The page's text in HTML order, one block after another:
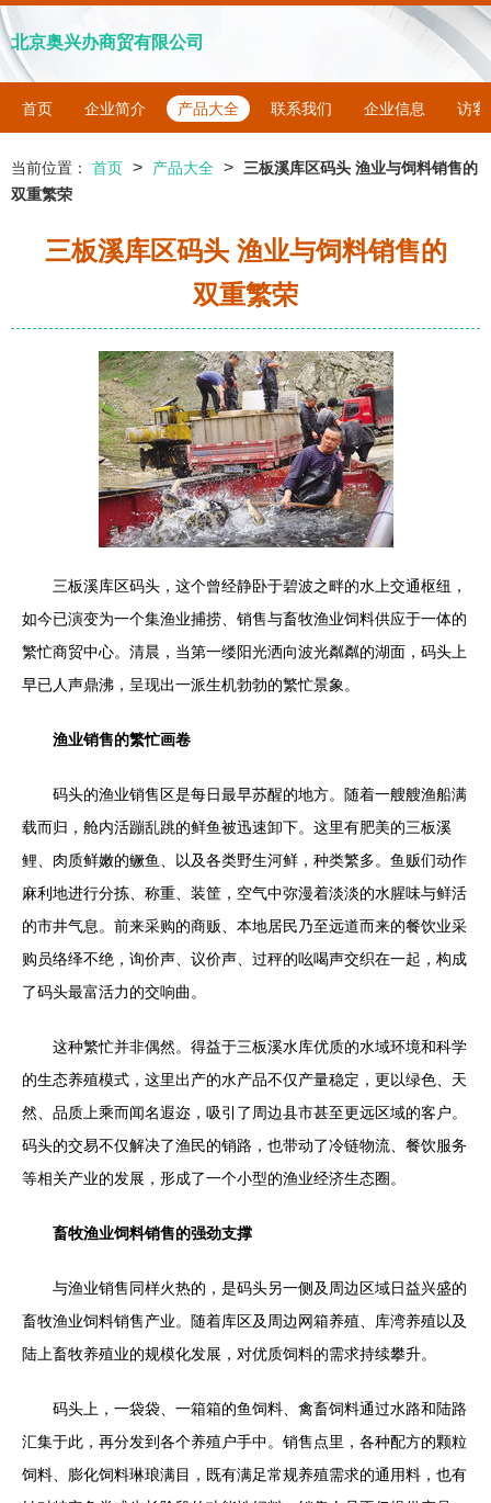
北京奥兴办商贸有限公司
首页 企业简介 产品大全 联系我们 企业信息 访客
当前位置： 首页 > 产品大全 >
三板溪库区码头 渔业与饲料销售的
双重繁荣
三板溪库区码头 渔业与饲料销售的
双重繁荣
三板溪库区码头，这个曾经静卧于碧波之畔的水上交通枢纽，
如今已演变为一个集渔业捕捞、销售与畜牧渔业饲料供应于一体的
繁忙商贸中心。清晨，当第一缕阳光洒向波光粼粼的湖面，码头上
早已人声鼎沸，呈现出一派生机勃勃的繁忙景象。
渔业销售的繁忙画卷
码头的渔业销售区是每日最早苏醒的地方。随着一艘艘渔船满
载而归，舱内活蹦乱跳的鲜鱼被迅速卸下。这里有肥美的三板溪
鲤、肉质鲜嫩的鳜鱼、以及各类野生河鲜，种类繁多。鱼贩们动作
麻利地进行分拣、称重、装筐，空气中弥漫着淡淡的水腥味与鲜活
的市井气息。前来采购的商贩、本地居民乃至远道而来的餐饮业采
购员络绎不绝，询价声、议价声、过秤的吆喝声交织在一起，构成
了码头最富活力的交响曲。
这种繁忙并非偶然。得益于三板溪水库优质的水域环境和科学
的生态养殖模式，这里出产的水产品不仅产量稳定，更以绿色、天
然、品质上乘而闻名遐迩，吸引了周边县市甚至更远区域的客户。
码头的交易不仅解决了渔民的销路，也带动了冷链物流、餐饮服务
等相关产业的发展，形成了一个小型的渔业经济生态圈。
畜牧渔业饲料销售的强劲支撑
与渔业销售同样火热的，是码头另一侧及周边区域日益兴盛的
畜牧渔业饲料销售产业。随着库区及周边网箱养殖、库湾养殖以及
陆上畜牧养殖业的规模化发展，对优质饲料的需求持续攀升。
码头上，一袋袋、一箱箱的鱼饲料、禽畜饲料通过水路和陆路
汇集于此，再分发到各个养殖户手中。销售点里，各种配方的颗粒
饲料、膨化饲料琳琅满目，既有满足常规养殖需求的通用料，也有